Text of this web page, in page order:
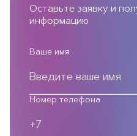
Оставьте заявку и
информацию
Ваше имя
Номер телефона